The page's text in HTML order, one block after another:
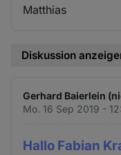
Matthias
Diskussion
Gerhard Baierlein
Mo. 16 Sep 2019 -
Hallo Fabian